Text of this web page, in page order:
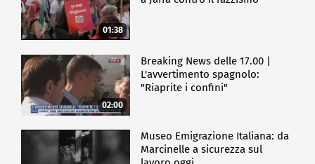
01:38
02:00
Breaking News delle 17.00 |
L'avvertimento spagnolo:
"Riaprite i confini"
Museo Emigrazione Italiana: da
Marcinelle a sicurezza sul